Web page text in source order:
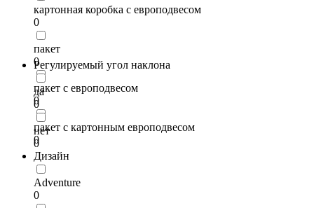
картонная коробка с европодвесом
0
пакет
0
пакет с европодвесом
0
пакет с картонным европодвесом
0
Регулируемый угол наклона
да
0
нет
0
Дизайн
Adventure
0